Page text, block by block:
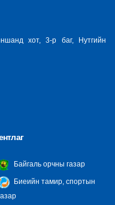
хот, 3-р баг, Нутгийн
Байгаль орчны газар
Биеийн тамир, спортын